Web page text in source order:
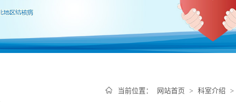
当前位置： 网站首页 > 科室介绍 >